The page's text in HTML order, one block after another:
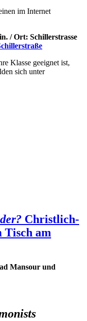
im Internet
/ Ort: Schillerstrasse
Klasse geeignet ist,
sich unter
Christlich-
Tisch am
Mansour und